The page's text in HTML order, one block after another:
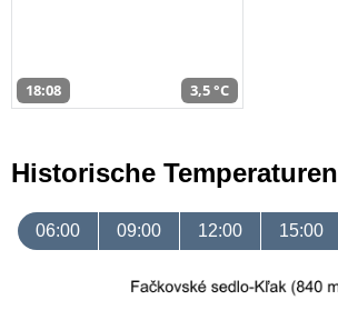
18:08 3,5 °C
Historische Temperaturen
06:00 09:00 12:00 15:00